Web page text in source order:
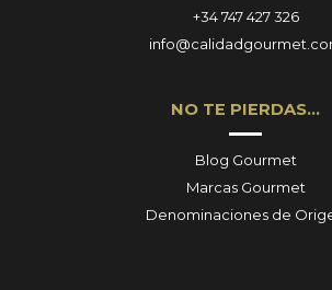
+34 747 427 326
NO TE PIERDAS…
Blog Gourmet
Marcas Gourmet
Denominaciones de